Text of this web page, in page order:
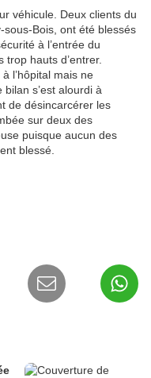
véhicule. Deux clients du
sous-Bois, ont été blessés
à l’entrée du
hauts d’entrer.
l’hôpital mais ne
s’est alourdi à
de désincarcérer les
sur deux des
puisque aucun des
blessé.